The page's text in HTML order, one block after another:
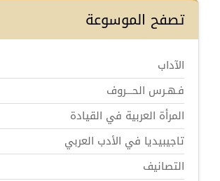
تصفح الموسوعة
الآداب
فـهـرس الحـــروف
المرأة العربية في القيادة
تاجيبيديا في الأدب العربي
التصانيف